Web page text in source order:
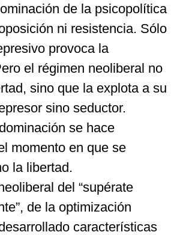
de la psicopolítica
ni resistencia. Sólo
provoca la
el régimen neoliberal no
sino que la explota a su
sino seductor.
se hace
momento en que se
la libertad.
del “supérate
de la optimización
características